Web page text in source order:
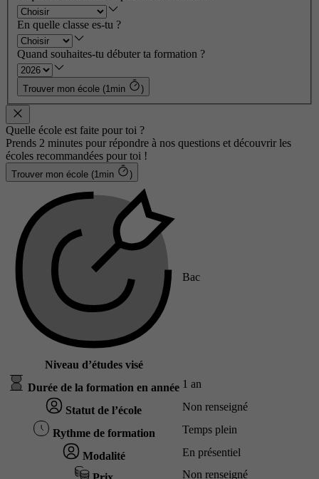
En quelle classe es-tu ?
Quand souhaites-tu débuter ta formation ?
Trouver mon école (1min )
Quelle école est faite pour toi ?
Prends 2 minutes pour répondre à nos questions et découvrir les
écoles recommandées pour toi !
Trouver mon école (1min )
Niveau d’études visé
Bac
Durée de la formation en année 1 an
Statut de l’école Non renseigné
Rythme de formation Temps plein
Modalité En présentiel
Non renseigné